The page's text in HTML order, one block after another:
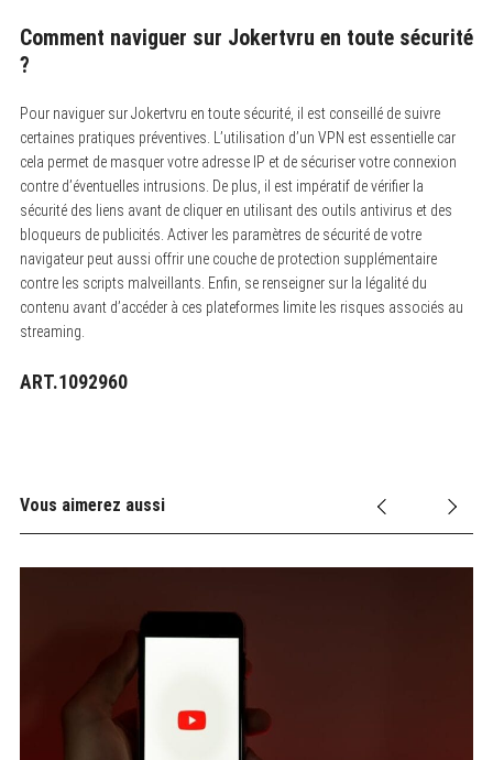
Comment naviguer sur Jokertvru en toute sécurité
?
Pour naviguer sur Jokertvru en toute sécurité, il est conseillé de suivre
certaines pratiques préventives. L’utilisation d’un VPN est essentielle car
cela permet de masquer votre adresse IP et de sécuriser votre connexion
contre d’éventuelles intrusions. De plus, il est impératif de vérifier la
sécurité des liens avant de cliquer en utilisant des outils antivirus et des
bloqueurs de publicités. Activer les paramètres de sécurité de votre
navigateur peut aussi offrir une couche de protection supplémentaire
contre les scripts malveillants. Enfin, se renseigner sur la légalité du
contenu avant d’accéder à ces plateformes limite les risques associés au
streaming.
ART.1092960
Vous aimerez aussi